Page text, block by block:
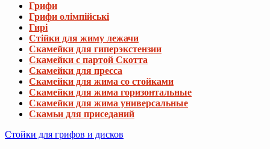
Грифи
Грифи олімпійські
Гирі
Стійки для жиму лежачи
Скамейки для гиперэкстензии
Скамейки с партой Скотта
Скамейки для пресса
Скамейки для жима со стойками
Скамейки для жима горизонтальные
Скамейки для жима универсальные
Скамьи для приседаний
Стойки для грифов и дисков